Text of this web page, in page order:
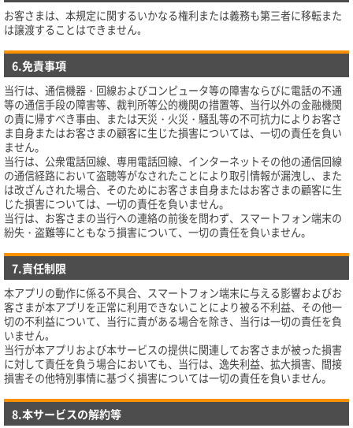
お客さまは、本規定に関するいかなる権利または義務も第三者に移転また
は譲渡することはできません｡
6.免責事項
当行は、通信機器・回線およびコンピュータ等の障害ならびに電話の不通
等の通信手段の障害等、裁判所等公的機関の措置等、当行以外の金融機関
の責に帰すべき事由、または天災・火災・騒乱等の不可抗力によりお客さ
ま自身またはお客さまの顧客に生じた損害については、一切の責任を負い
ません。
当行は、公衆電話回線、専用電話回線、インターネットその他の通信回線
の通信経路において盗聴等がなされたことにより取引情報が漏洩し、また
は改ざんされた場合、そのためにお客さま自身またはお客さまの顧客に生
じた損害については、一切の責任を負いません。
当行は、お客さまの当行への連絡の前後を問わず、スマートフォン端末の
紛失・盗難等にともなう損害について、一切の責任を負いません。
7.責任制限
本アプリの動作に係る不具合、スマートフォン端末に与える影響およびお
客さまが本アプリを正常に利用できないことにより被る不利益、その他一
切の不利益について、当行に責がある場合を除き、当行は一切の責任を負
いません｡
当行が本アプリおよび本サービスの提供に関連してお客さまが被った損害
に対して責任を負う場合においても、当行は、逸失利益、拡大損害、間接
損害その他特別事情に基づく損害については一切の責任を負いません。
8.本サービスの解約等